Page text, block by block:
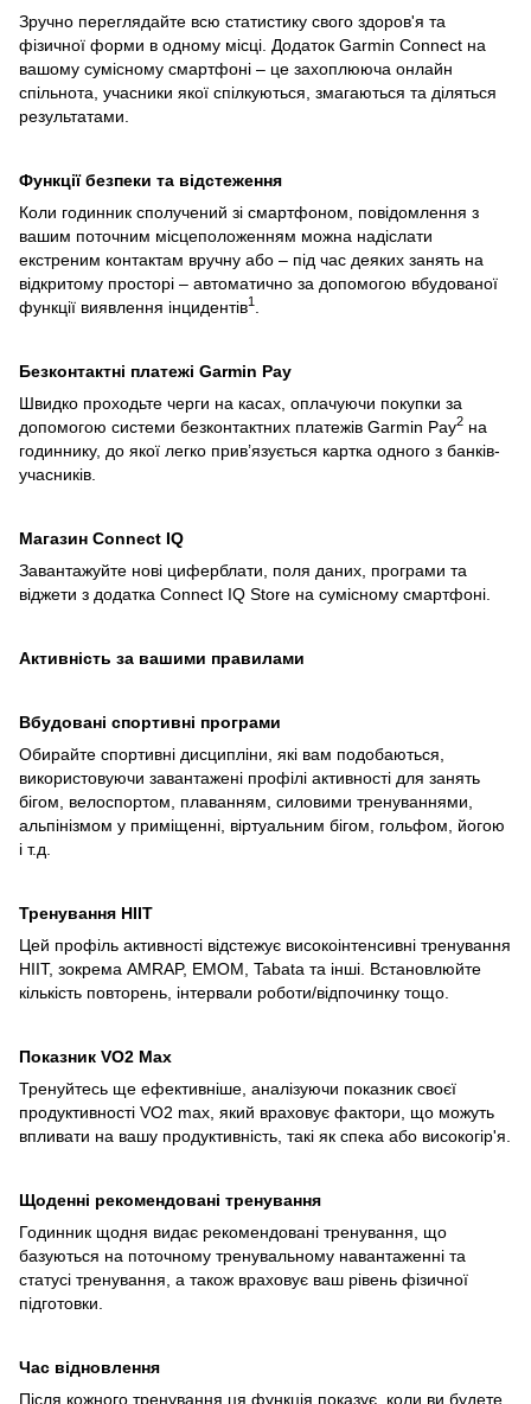
Зручно переглядайте всю статистику свого здоров'я та
фізичної форми в одному місці. Додаток Garmin Connect на
вашому сумісному смартфоні – це захоплююча онлайн
спільнота, учасники якої спілкуються, змагаються та діляться
результатами.
Функції безпеки та відстеження
Коли годинник сполучений зі смартфоном, повідомлення з
вашим поточним місцеположенням можна надіслати
екстреним контактам вручну або – під час деяких занять на
відкритому просторі – автоматично за допомогою вбудованої
функції виявлення інцидентів1
Безконтактні платежі Garmin Pay
Швидко проходьте черги на касах, оплачуючи покупки за
допомогою системи безконтактних платежів Garmin Pay2 на
годиннику, до якої легко прив’язується картка одного з банків-
учасників.
Магазин Сonnect IQ
Завантажуйте нові циферблати, поля даних, програми та
віджети з додатка Connect IQ Store на сумісному смартфоні.
Активність за вашими правилами
Вбудовані спортивні програми
Обирайте спортивні дисципліни, які вам подобаються,
використовуючи завантажені профілі активності для занять
бігом, велоспортом, плаванням, силовими тренуваннями,
альпінізмом у приміщенні, віртуальним бігом, гольфом, йогою
і т.д.
Тренування HIIT
Цей профіль активності відстежує високоінтенсивні тренування
HIIT, зокрема AMRAP, EMOM, Tabata та інші. Встановлюйте
кількість повторень, інтервали роботи/відпочинку тощо.
Показник VO2 Мax
Тренуйтесь ще ефективніше, аналізуючи показник своєї
продуктивності VO2 max, який враховує фактори, що можуть
впливати на вашу продуктивність, такі як спека або високогір'я.
Щоденні рекомендовані тренування
Годинник щодня видає рекомендовані тренування, що
базуються на поточному тренувальному навантаженні та
статусі тренування, а також враховує ваш рівень фізичної
підготовки.
Час відновлення
Після кожного тренування ця функція показує, коли ви будете